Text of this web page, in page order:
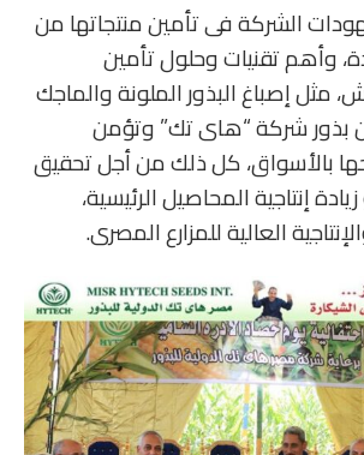
الشركة فى تأمين منتجاتها من
وأهم تقنيات وحلول تأمين
مثل إصباغ البذور الملونة والماجك
بذور شركة “هاى تك” وتؤمن
بالأسواق، كل ذلك من أجل تحقيق
إنتاجية المحاصيل الرئيسية،
العالية للمزارع المصرى.